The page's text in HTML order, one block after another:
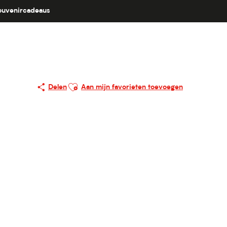
Delen
Ajouter aux favoris
Aan mijn favorieten toevoegen